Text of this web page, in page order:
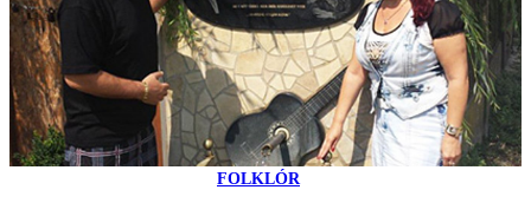
FOLKLÓR